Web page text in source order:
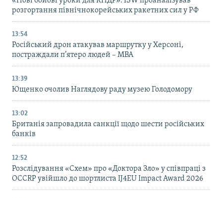
розгортання північнокорейських ракетних сил у РФ
13:54
Російський дрон атакував маршрутку у Херсоні,
постраждали п’ятеро людей – МВА
13:39
Ющенко очолив Наглядову раду музею Голодомору
13:02
Британія запровадила санкції щодо шести російських
банків
12:52
Розслідування «Схем» про «Доктора Зло» у співпраці з
OCCRP увійшло до шортлиста IJ4EU Impact Award 2026